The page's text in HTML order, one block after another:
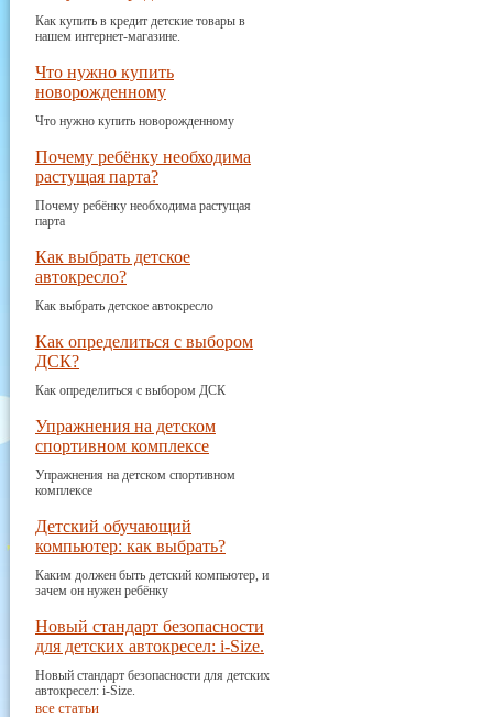
Как купить в кредит детские товары в
нашем интернет-магазине.
Что нужно купить
новорожденному
Что нужно купить новорожденному
Почему ребёнку необходима
растущая парта?
Почему ребёнку необходима растущая
парта
Как выбрать детское
автокресло?
Как выбрать детское автокресло
Как определиться с выбором
ДСК?
Как определиться с выбором ДСК
Упражнения на детском
спортивном комплексе
Упражнения на детском спортивном
комплексе
Детский обучающий
компьютер: как выбрать?
Каким должен быть детский компьютер, и
зачем он нужен ребёнку
Новый стандарт безопасности
для детских автокресел: i-Size.
Новый стандарт безопасности для детских
автокресел: i-Size.
все статьи